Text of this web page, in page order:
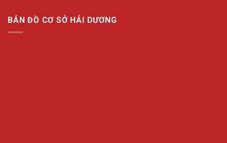
BẢN ĐỒ CƠ SỞ HẢI DƯƠNG